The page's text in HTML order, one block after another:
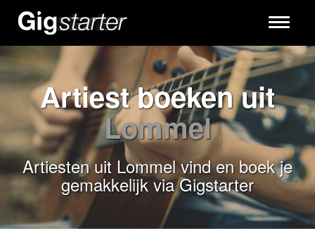
Toggle
Artiest boeken uit
Lommel
Artiesten uit Lommel vind en boek je
gemakkelijk via Gigstarter